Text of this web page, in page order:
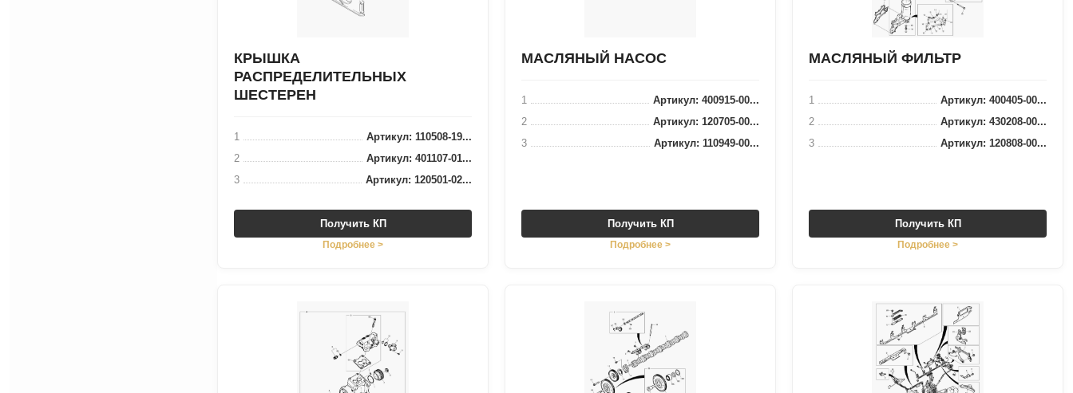
КРЫШКА
РАСПРЕДЕЛИТЕЛЬНЫХ
ШЕСТЕРЕН
1
Артикул: 110508-19...
2
Артикул: 401107-01...
3
Артикул: 120501-02...
Получить КП
Подробнее >
МАСЛЯНЫЙ НАСОС
1
Артикул: 400915-00...
2
Артикул: 120705-00...
3
Артикул: 110949-00...
Получить КП
Подробнее >
МАСЛЯНЫЙ ФИЛЬТР
1
Артикул: 400405-00...
2
Артикул: 430208-00...
3
Артикул: 120808-00...
Получить КП
Подробнее >